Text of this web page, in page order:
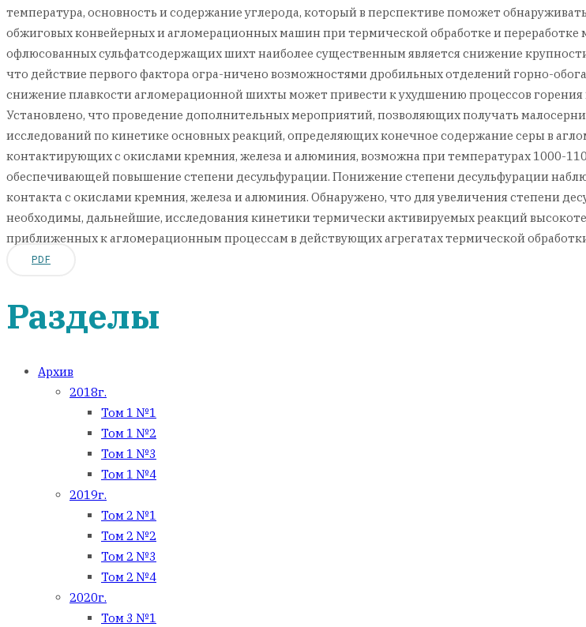
температура, основность и содержание углерода, который в перспективе поможет
обжиговых конвейерных и агломерационных машин при термической обработке и
офлюсованных сульфатсодержащих шихт наиболее существенным является снижение
что действие первого фактора огра-ничено возможностями дробильных отделений горно-
снижение плавкости агломерационной шихты может привести к ухудшению процессов
Установлено, что проведение дополнительных мероприятий, позволяющих получать
исследований по кинетике основных реакций, определяющих конечное содержание серы в
контактирующих с окислами кремния, железа и алюминия, возможна при температурах 1000-
обеспечивающей повышение степени десульфурации. Понижение степени десульфурации
контакта с окислами кремния, железа и алюминия. Обнаружено, что для увеличения степени
необходимы, дальнейшие, исследования кинетики термически активируемых реакций
приближенных к агломерационным процессам в действующих агрегатах термической
PDF
Разделы
Архив
2018г.
Том 1 №1
Том 1 №2
Том 1 №3
Том 1 №4
2019г.
Том 2 №1
Том 2 №2
Том 2 №3
Том 2 №4
2020г.
Том 3 №1